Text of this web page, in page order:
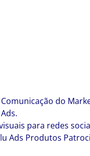
do
para redes
Ads Produtos